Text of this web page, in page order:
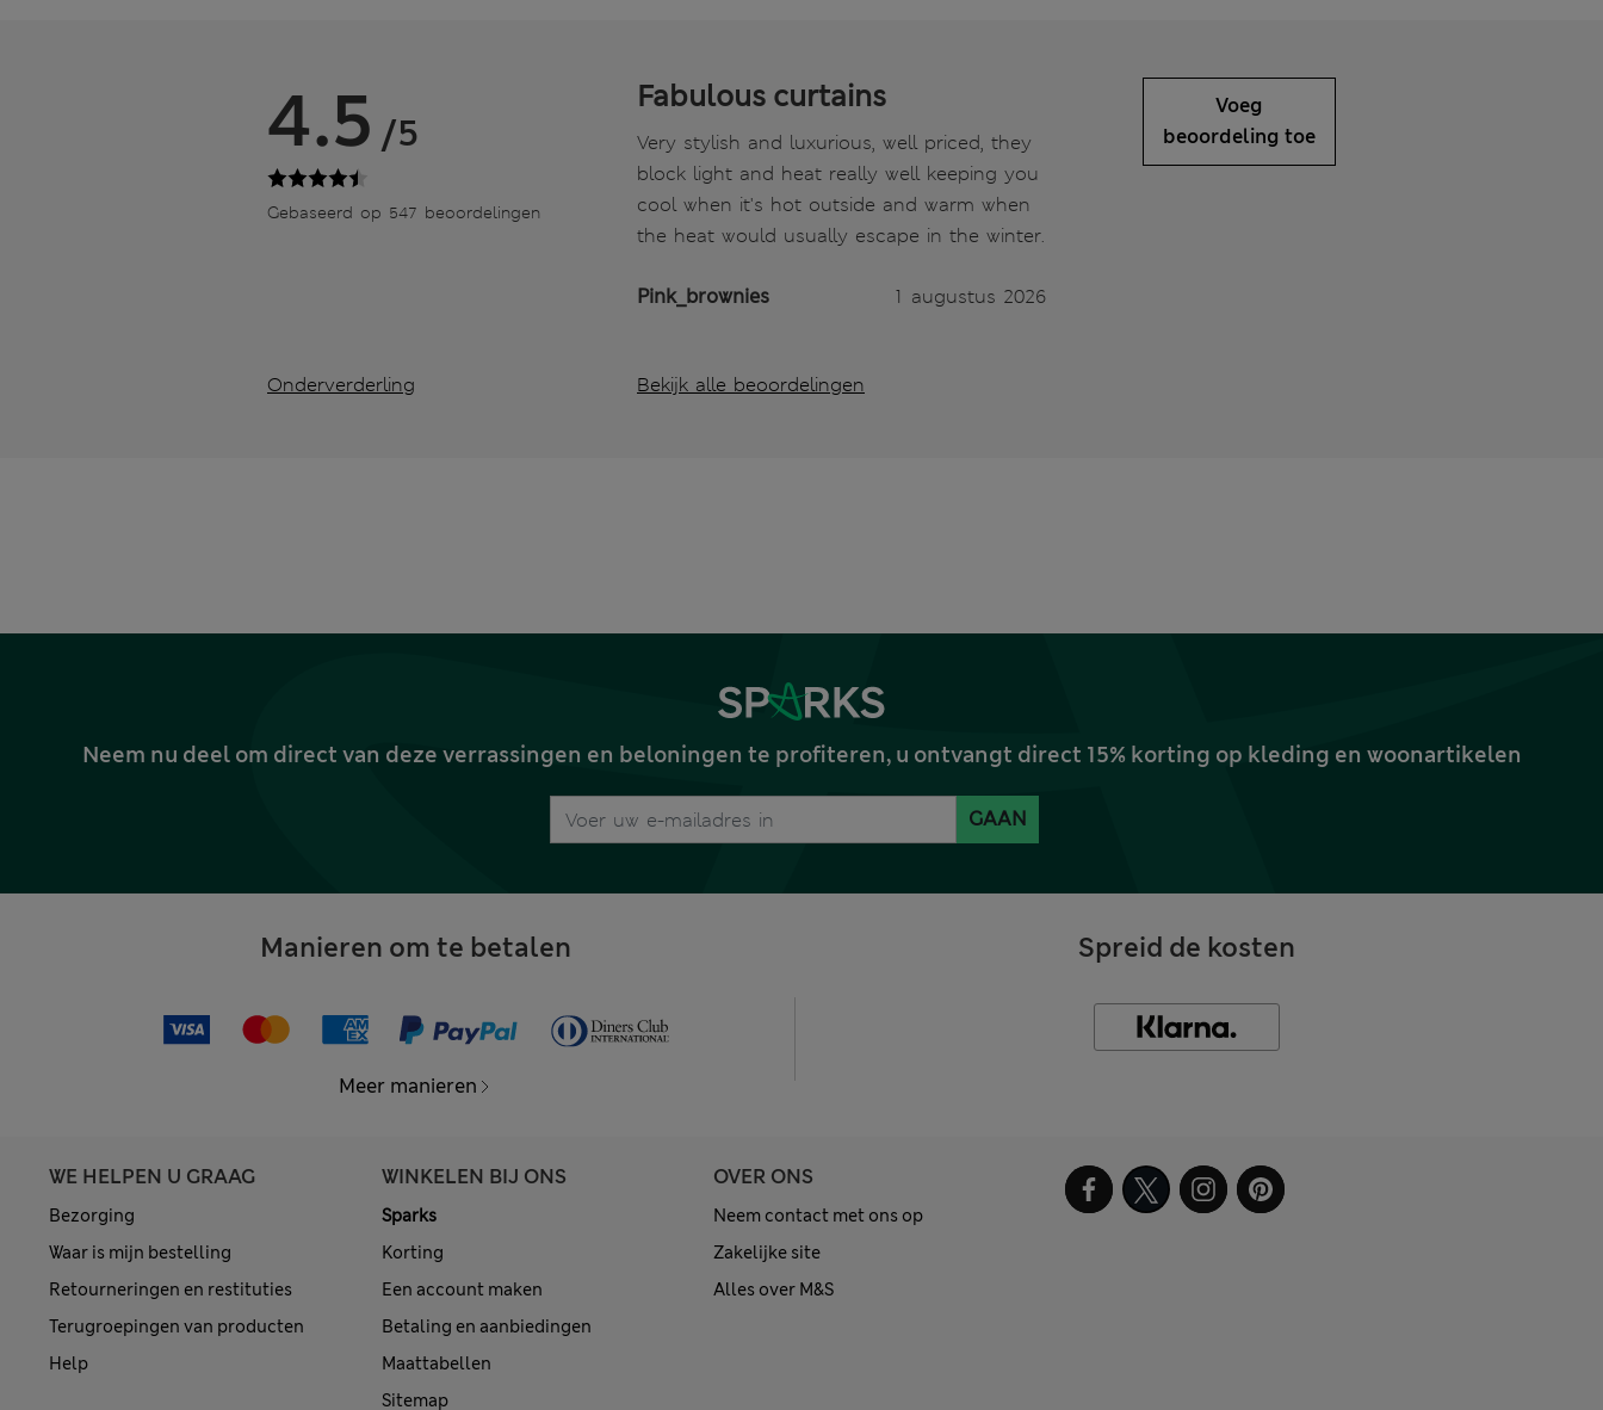
4.5 /5
Gebaseerd op 547 beoordelingen
Onderverderling
Fabulous curtains
Very stylish and luxurious, well priced, they
block light and heat really well keeping you
cool when it's hot outside and warm when
the heat would usually escape in the winter.
Pink_brownies 1 augustus 2026
Bekijk alle beoordelingen
Voeg
beoordeling toe
Neem nu deel om direct van deze verrassingen en beloningen te profiteren, u ontvangt direct 15% korting op kleding en woonartikelen
GAAN
Manieren om te betalen
Meer manieren
Spreid de kosten
WE HELPEN U GRAAG
Bezorging
Waar is mijn bestelling
Retourneringen en restituties
Terugroepingen van producten
Help
WINKELEN BIJ ONS
Sparks
Korting
Een account maken
Betaling en aanbiedingen
Maattabellen
Sitemap
OVER ONS
Neem contact met ons op
Zakelijke site
Alles over M&S